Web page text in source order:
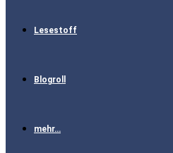
Lesestoff
Blogroll
mehr…